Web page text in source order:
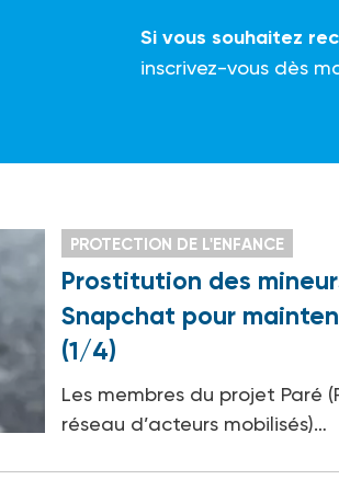
Si vous souhaitez
inscrivez-vous dès
PROTECTION DE L'ENFANCE
Prostitution des
Snapchat pour
(1/4)
Les membres du projet Paré
réseau d’acteurs mobilisés)…